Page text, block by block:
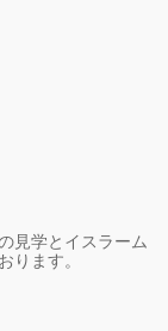
見学とイスラーム
ります。